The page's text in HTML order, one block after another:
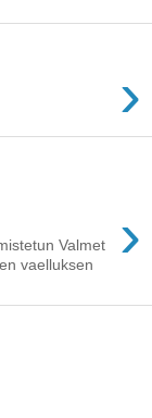
›
›
Valmet
vaelluksen